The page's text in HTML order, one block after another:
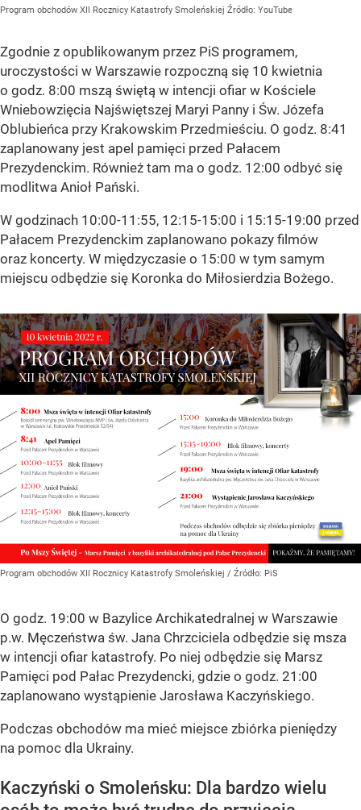
Program obchodów XII Rocznicy Katastrofy Smoleńskiej Źródło: YouTube
Zgodnie z opublikowanym przez PiS programem,
uroczystości w Warszawie rozpoczną się 10 kwietnia
o godz. 8:00 mszą świętą w intencji ofiar w Kościele
Wniebowzięcia Najświętszej Maryi Panny i Św. Józefa
Oblubieńca przy Krakowskim Przedmieściu. O godz. 8:41
zaplanowany jest apel pamięci przed Pałacem
Prezydenckim. Również tam ma o godz. 12:00 odbyć się
modlitwa Anioł Pański.
W godzinach 10:00-11:55, 12:15-15:00 i 15:15-19:00 przed
Pałacem Prezydenckim zaplanowano pokazy filmów
oraz koncerty. W międzyczasie o 15:00 w tym samym
miejscu odbędzie się Koronka do Miłosierdzia Bożego.
Program obchodów XII Rocznicy Katastrofy Smoleńskiej / Źródło: PiS
O godz. 19:00 w Bazylice Archikatedralnej w Warszawie
p.w. Męczeństwa św. Jana Chrzciciela odbędzie się msza
w intencji ofiar katastrofy. Po niej odbędzie się Marsz
Pamięci pod Pałac Prezydencki, gdzie o godz. 21:00
zaplanowano wystąpienie Jarosława Kaczyńskiego.
Podczas obchodów ma mieć miejsce zbiórka pieniędzy
na pomoc dla Ukrainy.
Kaczyński o Smoleńsku: Dla bardzo wielu